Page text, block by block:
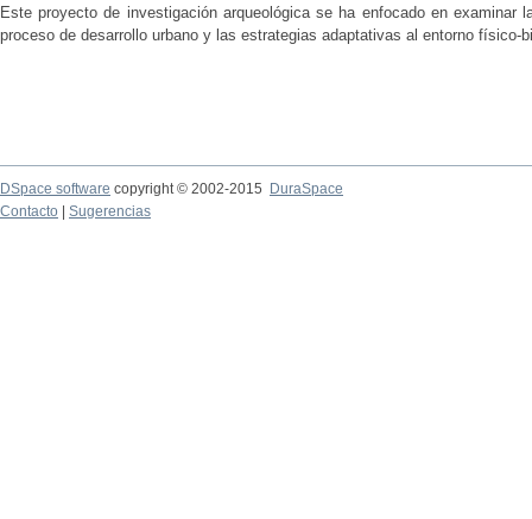
Este proyecto de investigación arqueológica se ha enfocado en examinar
proceso de desarrollo urbano y las estrategias adaptativas al entorno físico-
DSpace software copyright © 2002-2015
DuraSpace
Contacto
Sugerencias